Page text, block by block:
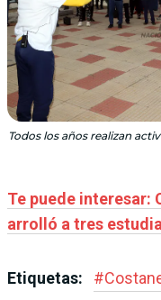
Todos los años realizan
Te puede interesar:
arrolló a tres
Etiquetas: #